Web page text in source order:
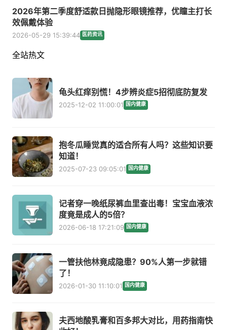
2026年第二季度舒适款日抛隐形眼镜推荐，优瞳主打长
效佩戴体验
2026-05-29 15:39:44 医药资讯
全站热文
龟头红痒别慌！4步辨炎症5招彻底防复发
2025-12-02 11:00:01 国内健康
抱冬瓜睡觉真的适合所有人吗？这些知识要
知道！
2025-07-23 09:05:01 国内健康
记者穿一晚纸尿裤血里查出毒！宝宝血液浓
度竟是成人的5倍？
2026-06-18 17:21:09 国内健康
一管扶他林竟成隐患？90%人第一步就错
了！
2026-01-30 11:10:01 国内健康
夫西地酸乳膏和百多邦大对比，用药指南快